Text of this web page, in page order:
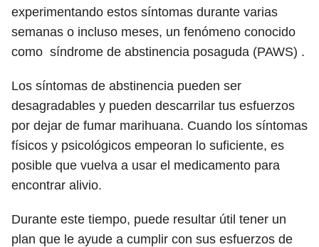
experimentando estos síntomas durante varias
semanas o incluso meses, un fenómeno conocido
como síndrome de abstinencia posaguda (PAWS) .
Los síntomas de abstinencia pueden ser
desagradables y pueden descarrilar tus esfuerzos
por dejar de fumar marihuana. Cuando los síntomas
físicos y psicológicos empeoran lo suficiente, es
posible que vuelva a usar el medicamento para
encontrar alivio.
Durante este tiempo, puede resultar útil tener un
plan que le ayude a cumplir con sus esfuerzos de